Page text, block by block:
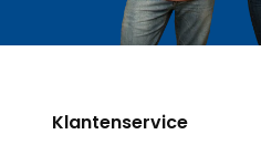
Klantenservice